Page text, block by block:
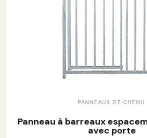
PANNEAUX DE CHENIL
Panneau à barreaux
avec porte